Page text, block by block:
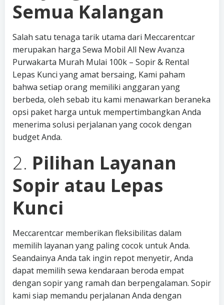
Semua Kalangan
Salah satu tenaga tarik utama dari Meccarentcar
merupakan harga Sewa Mobil All New Avanza
Purwakarta Murah Mulai 100k – Sopir & Rental
Lepas Kunci yang amat bersaing, Kami paham
bahwa setiap orang memiliki anggaran yang
berbeda, oleh sebab itu kami menawarkan beraneka
opsi paket harga untuk mempertimbangkan Anda
menerima solusi perjalanan yang cocok dengan
budget Anda.
2. Pilihan Layanan
Sopir atau Lepas
Kunci
Meccarentcar memberikan fleksibilitas dalam
memilih layanan yang paling cocok untuk Anda.
Seandainya Anda tak ingin repot menyetir, Anda
dapat memilih sewa kendaraan beroda empat
dengan sopir yang ramah dan berpengalaman. Sopir
kami siap memandu perjalanan Anda dengan